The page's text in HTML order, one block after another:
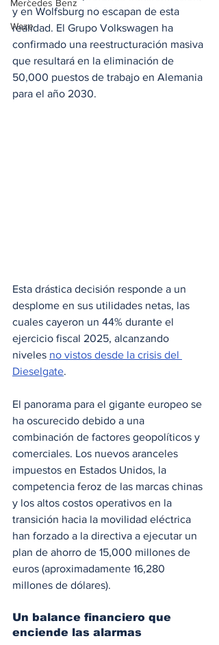
Mercedes Benz
Waze
y en Wolfsburg no escapan de esta
realidad. El Grupo Volkswagen ha
confirmado una reestructuración masiva
que resultará en la eliminación de
50,000 puestos de trabajo en Alemania
para el año 2030.
Esta drástica decisión responde a un
desplome en sus utilidades netas, las
cuales cayeron un 44% durante el
ejercicio fiscal 2025, alcanzando
niveles no vistos desde la crisis del
Dieselgate.
El panorama para el gigante europeo se
ha oscurecido debido a una
combinación de factores geopolíticos y
comerciales. Los nuevos aranceles
impuestos en Estados Unidos, la
competencia feroz de las marcas chinas
y los altos costos operativos en la
transición hacia la movilidad eléctrica
han forzado a la directiva a ejecutar un
plan de ahorro de 15,000 millones de
euros (aproximadamente 16,280
millones de dólares).
Un balance financiero que
enciende las alarmas